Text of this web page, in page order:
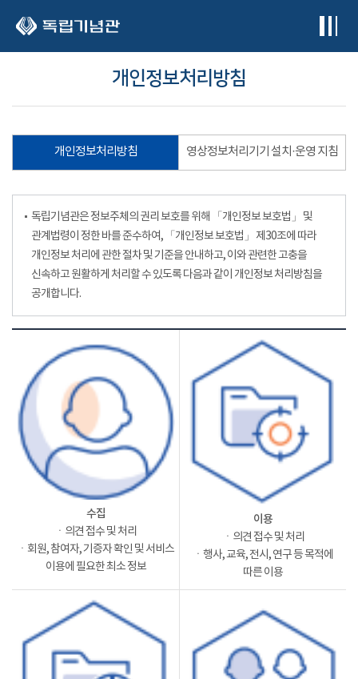
개인정보처리방침
개인정보처리방침 영상정보처리기기 설치·운영 지침
독립기념관은 정보주체의 권리 보호를 위해 「개인정보 보호법」 및
관계법령이 정한 바를 준수하여, 「개인정보 보호법」 제30조에 따라
개인정보 처리에 관한 절차 및 기준을 안내하고, 이와 관련한 고충을
신속하고 원활하게 처리할 수 있도록 다음과 같이 개인정보 처리방침을
공개합니다.
수집
ㆍ의견 접수 및 처리
ㆍ회원, 참여자, 기증자 확인 및 서비스
이용에 필요한 최소 정보
이용
ㆍ의견 접수 및 처리
ㆍ행사, 교육, 전시, 연구 등 목적에
따른 이용